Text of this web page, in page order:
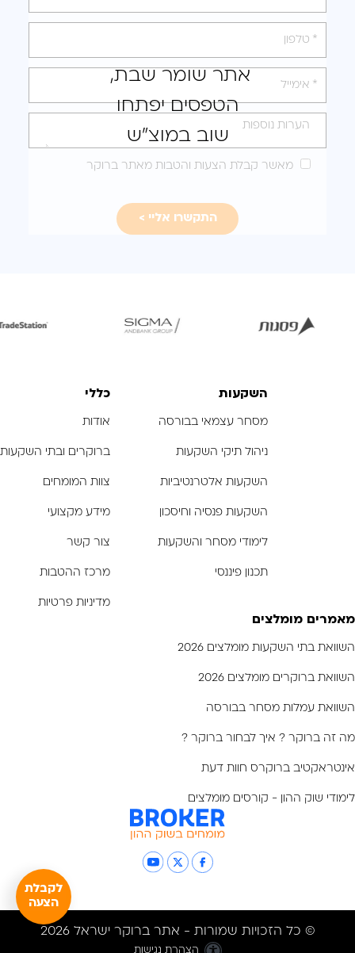
לקבלת
הצעה
אתר שומר שבת,
הטפסים יפתחו
שוב במוצ"ש
מלאו
את
טופס
לקבלת
הצעה
מותאמת
מאשר קבלת הצעות והטבות מאתר ברוקר
לפתיחת
לפתיחת
השקעות
מסחר עצמאי בבורסה
ניהול תיקי השקעות
השקעות אלטרנטיביות
השקעות פנסיה וחיסכון
לימודי מסחר והשקעות
תכנון פיננסי
כללי
אודות
ברוקרים ובתי השקעות
צוות המומחים
מידע מקצועי
צור קשר
מרכז ההטבות
מדיניות פרטיות
מאמרים מומלצים
השוואת בתי השקעות מומלצים 2026
השוואת ברוקרים מומלצים 2026
השוואת עמלות מסחר בבורסה
מה זה ברוקר ? איך לבחור ברוקר ?
אינטראקטיב ברוקרס חוות דעת
לימודי שוק ההון - קורסים מומלצים
© כל הזכויות שמורות - אתר ברוקר ישראל 2026
הצהרת נגישות